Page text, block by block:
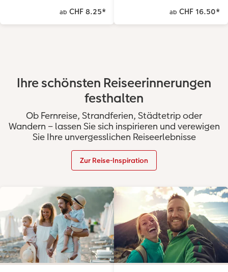
ab CHF 8.25* ab CHF 16.50*
Ihre schönsten Reiseerinnerungen
festhalten
Ob Fernreise, Strandferien, Städtetrip oder
Wandern – lassen Sie sich inspirieren und verewigen
Sie Ihre unvergesslichen Reiseerlebnisse
Zur Reise-Inspiration